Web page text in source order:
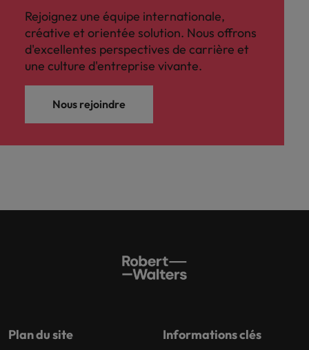
Rejoignez une équipe internationale,
créative et orientée solution. Nous offrons
d'excellentes perspectives de carrière et
une culture d'entreprise vivante.
Nous rejoindre
Plan du site Informations clés